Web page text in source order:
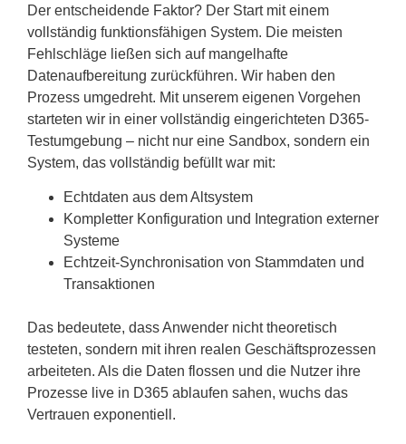
Der entscheidende Faktor? Der Start mit einem
vollständig funktionsfähigen System. Die meisten
Fehlschläge ließen sich auf mangelhafte
Datenaufbereitung zurückführen. Wir haben den
Prozess umgedreht. Mit unserem eigenen Vorgehen
starteten wir in einer vollständig eingerichteten D365-
Testumgebung – nicht nur eine Sandbox, sondern ein
System, das vollständig befüllt war mit:
Echtdaten aus dem Altsystem
️Kompletter Konfiguration und Integration externer
Systeme
Echtzeit-Synchronisation von Stammdaten und
Transaktionen
Das bedeutete, dass Anwender nicht theoretisch
testeten, sondern mit ihren realen Geschäftsprozessen
arbeiteten. Als die Daten flossen und die Nutzer ihre
Prozesse live in D365 ablaufen sahen, wuchs das
Vertrauen exponentiell.